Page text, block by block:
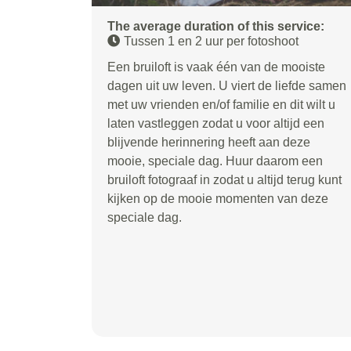
The average duration of this service:
Tussen 1 en 2 uur per fotoshoot
Een bruiloft is vaak één van de mooiste
dagen uit uw leven. U viert de liefde samen
met uw vrienden en/of familie en dit wilt u
laten vastleggen zodat u voor altijd een
blijvende herinnering heeft aan deze
mooie, speciale dag. Huur daarom een
bruiloft fotograaf in zodat u altijd terug kunt
kijken op de mooie momenten van deze
speciale dag.